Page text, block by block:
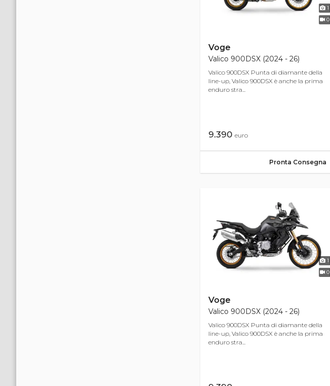
1
0
Voge
Valico 900DSX (2024 - 26)
Valico 900DSX Punta di diamante della
line-up, Valico 900DSX è anche la prima
enduro stra...
9.390 euro
Pronta Consegna
1
0
Voge
Valico 900DSX (2024 - 26)
Valico 900DSX Punta di diamante della
line-up, Valico 900DSX è anche la prima
enduro stra...